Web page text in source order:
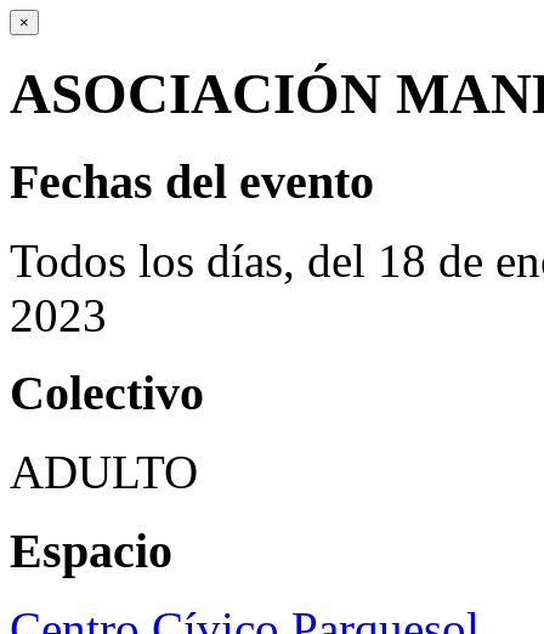
×
ASOCIACIÓN
Fechas del evento
Todos los días, del 18 de
2023
Colectivo
ADULTO
Espacio